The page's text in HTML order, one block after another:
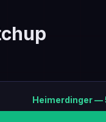
Heimerdinger—